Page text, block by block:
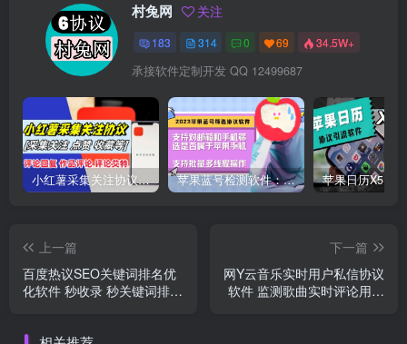
村兔网 关注
183 314 0 69 34.5W+
承接软件定制开发 QQ 12499687
小红薯采集关注协议软件：支持自定义作品，关注，评论点赞，作品点赞收藏等 苹果蓝号检测软件：检测邮箱和手机是否符合苹果手机的协议软件
上一篇
百度热议SEO关键词排名优
化软件 秒收录 秒关键词排名
下一篇
网Y云音乐实时用户私信协议
软件 监测歌曲实时评论用户